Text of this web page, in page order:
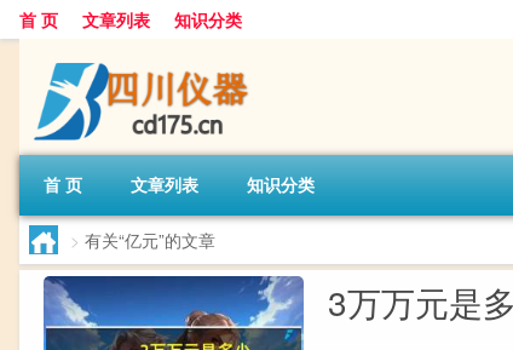
首 页 文章列表 知识分类
首 页 文章列表 知识分类
> 有关“亿元”的文章
3万万元是